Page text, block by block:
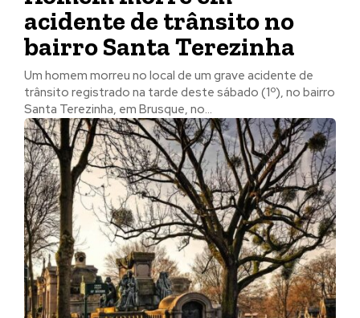
acidente de trânsito no
bairro Santa Terezinha
Um homem morreu no local de um grave acidente de
trânsito registrado na tarde deste sábado (1º), no bairro
Santa Terezinha, em Brusque, no...